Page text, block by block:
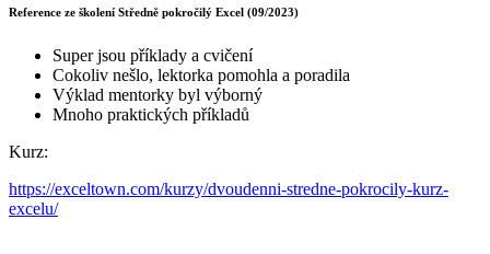
Reference ze školení Středně pokročilý Excel (09/2023)
Super jsou příklady a cvičení
Cokoliv nešlo, lektorka pomohla a poradila
Výklad mentorky byl výborný
Mnoho praktických příkladů
Kurz:
https://exceltown.com/kurzy/dvoudenni-stredne-pokrocily-kurz-
excelu/